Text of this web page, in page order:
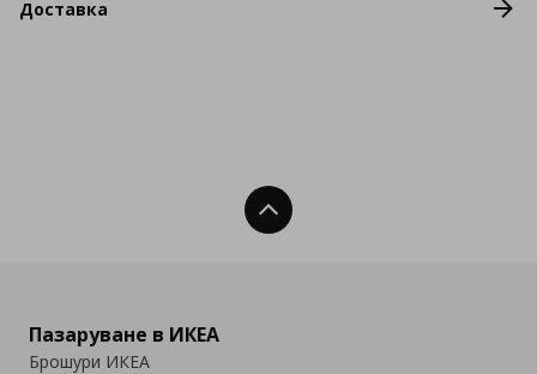
Доставка
Нагоре
Пазаруване в ИКЕА
Брошури ИКЕА